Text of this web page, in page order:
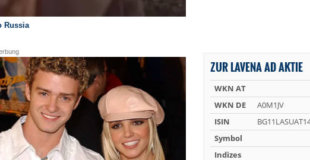
ZUR LAVENA AD AKTIE
WKN AT
WKN DE
A0M1JV
ISIN
Symbol
Indizes